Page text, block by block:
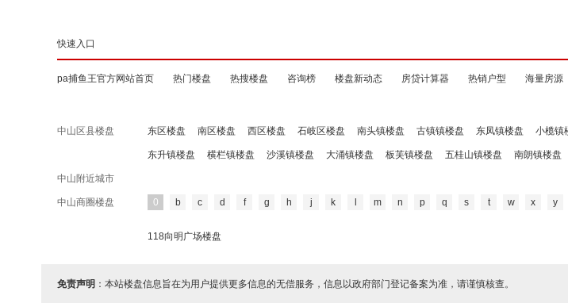
快速入口
pa捕鱼王官方网站首页 热门楼盘 热搜楼盘 咨询榜 楼盘新动态 房贷计算器 热销户型 海量房源
中山区县楼盘 东区楼盘 南区楼盘 西区楼盘 石岐区楼盘 南头镇楼盘 古镇镇楼盘 东凤镇楼盘 小榄镇
东升镇楼盘 横栏镇楼盘 沙溪镇楼盘 大涌镇楼盘 板芙镇楼盘 五桂山镇楼盘 南朗镇楼盘
中山附近城市
中山商圈楼盘 0 b c d f g h j k m n p q s t w x y
118向明广场楼盘
免责声明 ：本站楼盘信息旨在为用户提供更多信息的无偿服务，信息以政府部门登记备案为准，请谨慎核查。